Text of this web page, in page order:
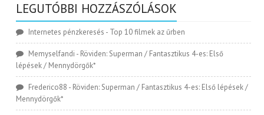
LEGUTÓBBI HOZZÁSZÓLÁSOK
Internetes pénzkeresés - Top 10 filmek az űrben
Memyselfandi - Röviden: Superman / Fantasztikus 4-es: Első
lépések / Mennydörgők*
Frederico88 - Röviden: Superman / Fantasztikus 4-es: Első lépések /
Mennydörgők*